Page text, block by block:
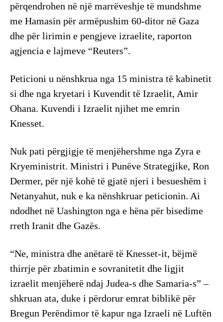
përqendrohen në një marrëveshje të mundshme
me Hamasin për armëpushim 60-ditor në Gaza
dhe për lirimin e pengjeve izraelite, raporton
agjencia e lajmeve “Reuters”.
Peticioni u nënshkrua nga 15 ministra të kabinetit
si dhe nga kryetari i Kuvendit të Izraelit, Amir
Ohana. Kuvendi i Izraelit njihet me emrin
Knesset.
Nuk pati përgjigje të menjëhershme nga Zyra e
Kryeministrit. Ministri i Punëve Strategjike, Ron
Dermer, për një kohë të gjatë njeri i besueshëm i
Netanyahut, nuk e ka nënshkruar peticionin. Ai
ndodhet në Uashington nga e hëna për bisedime
rreth Iranit dhe Gazës.
“Ne, ministra dhe anëtarë të Knesset-it, bëjmë
thirrje për zbatimin e sovranitetit dhe ligjit
izraelit menjëherë ndaj Judea-s dhe Samaria-s” –
shkruan ata, duke i përdorur emrat biblikë për
Bregun Perëndimor të kapur nga Izraeli në Luftën